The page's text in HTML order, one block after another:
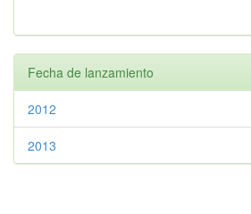
Fecha de lanzamiento
2012
2013